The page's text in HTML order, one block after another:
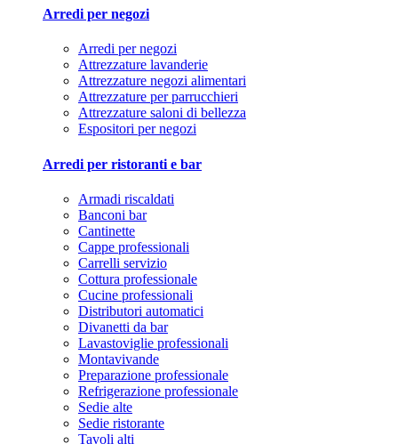
Arredi per negozi
Arredi per negozi
Attrezzature lavanderie
Attrezzature negozi alimentari
Attrezzature per parrucchieri
Attrezzature saloni di bellezza
Espositori per negozi
Arredi per ristoranti e bar
Armadi riscaldati
Banconi bar
Cantinette
Cappe professionali
Carrelli servizio
Cottura professionale
Cucine professionali
Distributori automatici
Divanetti da bar
Lavastoviglie professionali
Montavivande
Preparazione professionale
Refrigerazione professionale
Sedie alte
Sedie ristorante
Tavoli alti